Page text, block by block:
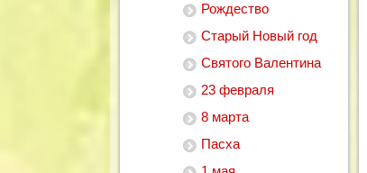
Рождество
Старый Новый год
Святого Валентина
23 февраля
8 марта
Пасха